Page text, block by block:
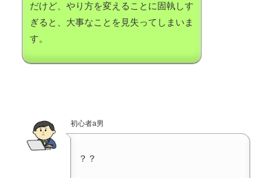
だけど、やり方を変えることに固執しす
ぎると、大事なことを見失ってしまいま
す。
初心者a男
？？